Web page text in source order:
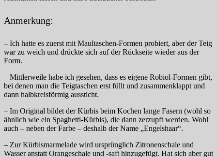
Anmerkung:
– Ich hatte es zuerst mit Maultaschen-Formen probiert, aber der Teig
war zu weich und drückte sich auf der Rückseite wieder aus der
Form.
– Mittlerweile habe ich gesehen, dass es eigene Robiol-Formen gibt,
bei denen man die Teigtaschen erst füllt und zusammenklappt und
dann halbkreisförmig aussticht.
– Im Original bildet der Kürbis beim Kochen lange Fasern (wohl so
ähnlich wie ein Spaghetti-Kürbis), die dann zerzupft werden. Wohl
auch – neben der Farbe – deshalb der Name „Engelshaar“.
– Zur Kürbismarmelade wird ursprünglich Zitronenschale und
Wasser anstatt Orangeschale und -saft hinzugefügt. Hat sich aber gut